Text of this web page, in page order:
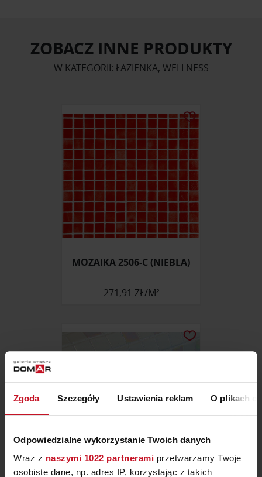
Zgoda Szczegóły Ustawienia reklam O plikach
Odpowiedzialne wykorzystanie Twoich danych
Wraz z naszymi 1022 partnerami przetwarzamy Twoje
osobiste dane, np. adres IP, korzystając z takich
ZOBACZ INNE PRODUKTY
W KATEGORII: ŁAZIENKA, WELLNESS
MOZAIKA 2506-C (NIEBLA)
271,91 ZŁ/M²